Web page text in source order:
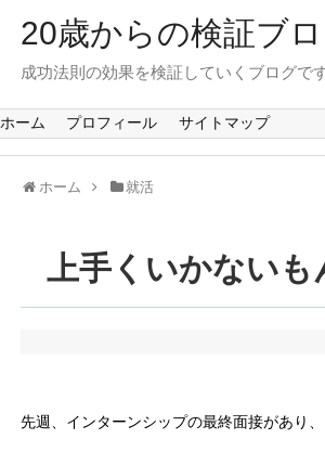
20歳からの検証ブ
成功法則の効果を検証していくブログで
ホーム プロフィール サイトマップ
ホーム 就活
上手くいかないも
先週、インターンシップの最終面接があり